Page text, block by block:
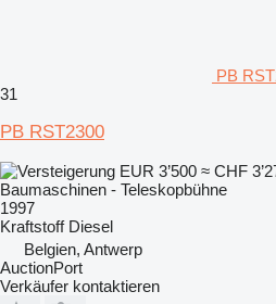
PB
31
PB RST2300
EUR 3’500 ≈ CHF
Baumaschinen - Teleskopbühne
1997
Kraftstoff Diesel
Belgien, Antwerp
AuctionPort
Verkäufer kontaktieren